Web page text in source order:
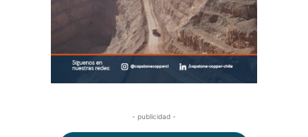
- publicidad -